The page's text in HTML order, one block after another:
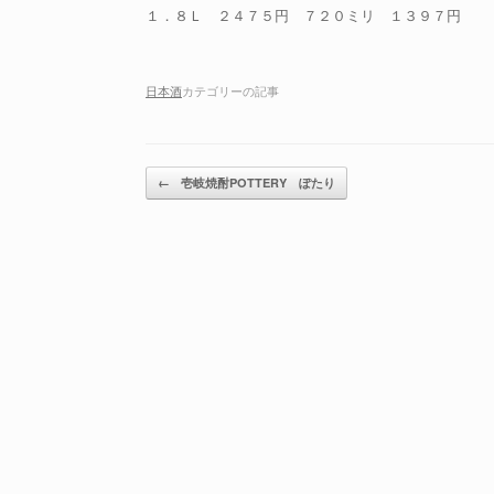
１．８Ｌ ２４７５円 ７２０ミリ １３９７円
日本酒カテゴリーの記事
投稿ナビゲーション
← 壱岐焼酎POTTERY ぽたり